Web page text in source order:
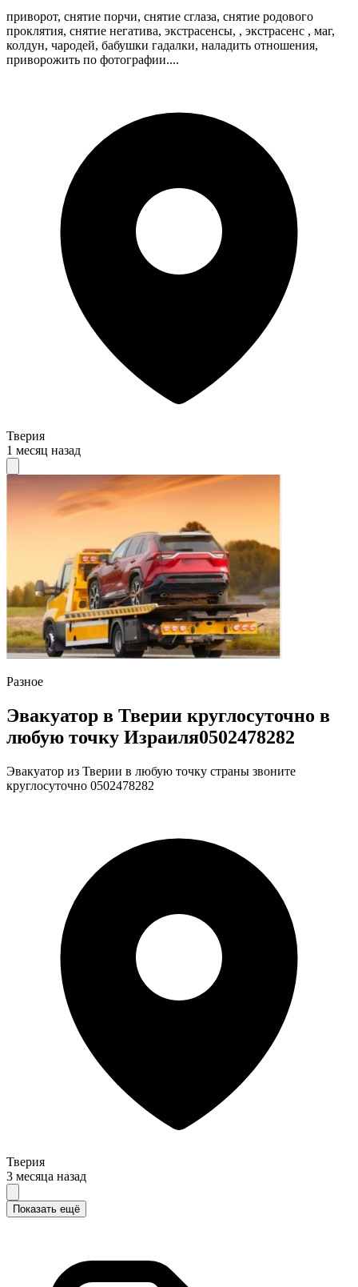
приворот, снятие порчи, снятие сглаза, снятие родового
проклятия, снятие негатива, экстрасенсы, , экстрасенс , маг,
колдун, чародей, бабушки гадалки, наладить отношения,
приворожить по фотографии....
Тверия
1 месяц назад
Разное
Эвакуатор в Тверии круглосуточно в
любую точку Израиля0502478282
Эвакуатор из Тверии в любую точку страны звоните
круглосуточно 0502478282
Тверия
3 месяца назад
Показать ещё